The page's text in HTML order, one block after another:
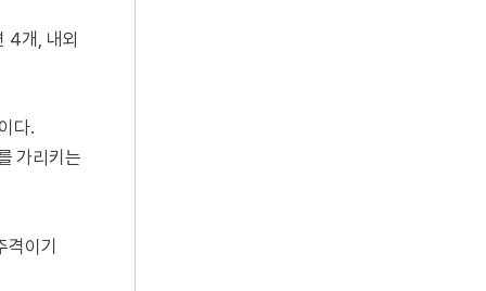
4개, 내외
다.
가리키는
격이기